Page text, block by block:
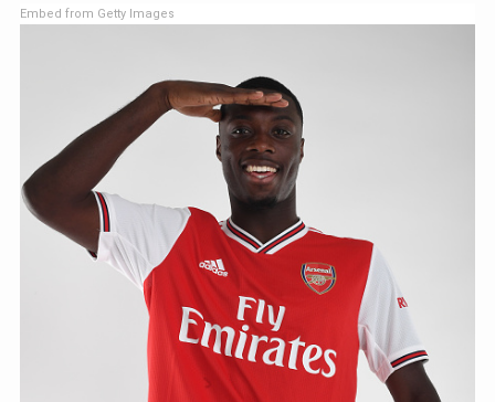
Embed from Getty Images